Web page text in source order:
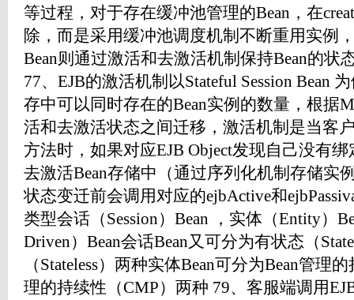
等过程，对于存在缓冲池管理的Bean，在
除，而是采用缓冲池调度机制不断重用实例
Bean则通过激活和去激活机制保持Bean的状
77、EJB的激活机制以Stateful Session Bean
存中可以同时存在的Bean实例的数量，根据
活和去激活状态之间迁移，激活机制是当客
方法时，如果对应EJB Object发现自己没有
去激活Bean存储中（通过序列化机制存储实
状态变迁前会调用对应的ejbActive和
类型会话（Session）Bean ，实体（Entity）
Driven）Bean会话Bean又可分为有状态（
（Stateless）两种实体Bean可分为Bean管理
理的持续性（CMP）两种 79、客服端调用